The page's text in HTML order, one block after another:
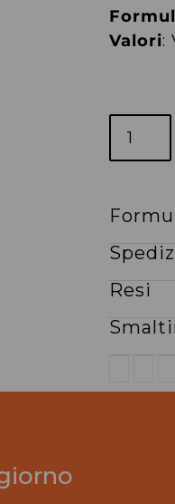
Valori:
del
prodotto
nel
carrello
Resi